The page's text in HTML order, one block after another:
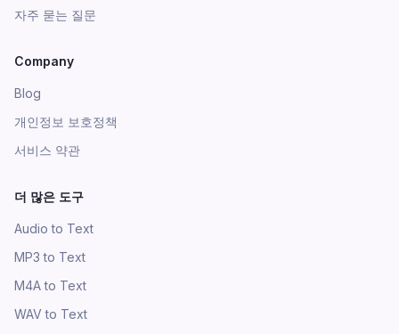
자주 묻는 질문
Company
Blog
개인정보 보호정책
서비스 약관
더 많은 도구
Audio to Text
MP3 to Text
M4A to Text
WAV to Text